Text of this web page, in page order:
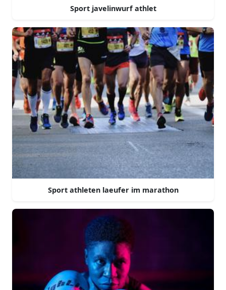
Sport javelinwurf athlet
Sport athleten laeufer im marathon